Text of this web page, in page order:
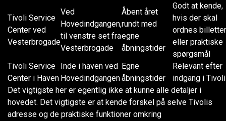
Tivoli Service
Center ved
Vesterbrogade
Ved
Hovedindgangen,
til venstre set fra
Vesterbrogade
Åbent året
rundt med
egne
åbningstider
Godt at kende,
hvis der skal
ordnes billetter
eller praktiske
spørgsmål
Tivoli Service
Center i Haven
Inde i haven ved
Hovedindgangen
Egne
åbningstider
Relevant efter
indgang i Tivoli
Det vigtigste her er egentlig ikke at kunne alle detaljer i
hovedet. Det vigtigste er at kende forskel på selve Tivolis
adresse og de praktiske funktioner omkring